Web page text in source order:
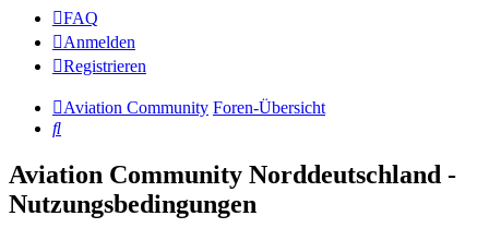
FAQ
Anmelden
Registrieren
Aviation Community Foren-Übersicht
Suche
Aviation Community Norddeutschland -
Nutzungsbedingungen